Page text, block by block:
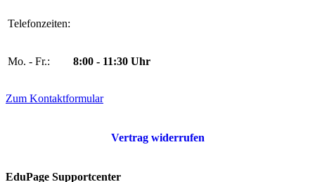
Telefonzeiten:
Mo. - Fr.: 8:00 - 11:30 Uhr
Zum Kontaktformular
Vertrag widerrufen
EduPage Supportcenter